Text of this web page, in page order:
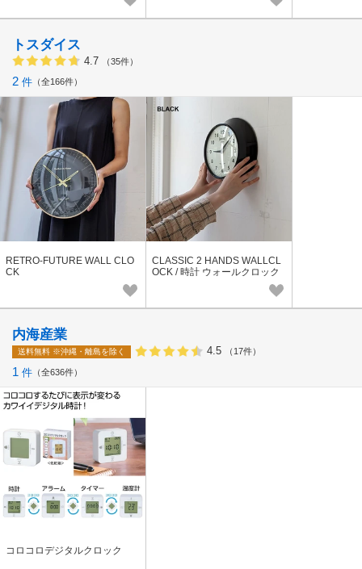
トスダイス
4.7 （35件）
2 件 全166件
RETRO-FUTURE WALL CLO
CK
CLASSIC 2 HANDS WALLCL
OCK / 時計 ウォールクロック
内海産業
送料無料 ※沖縄・離島を除く 4.5 （17件）
1 件 全636件
コロコロデジタルクロック